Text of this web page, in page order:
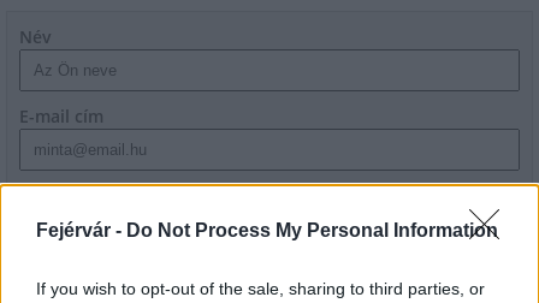
Fejérvár - Do Not Process My Personal Information
If you wish to opt-out of the sale, sharing to third parties, or
Név
E-mail cím
szabályzatot!